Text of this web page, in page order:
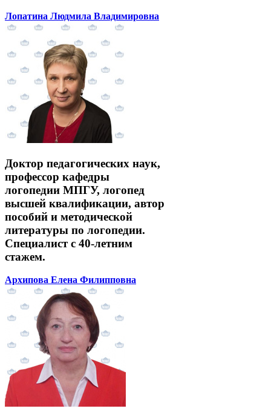
Лопатина Людмила Владимировна
Доктор педагогических наук,
профессор кафедры
логопедии МПГУ, логопед
высшей квалификации, автор
пособий и методической
литературы по логопедии.
Специалист с 40-летним
стажем.
Архипова Елена Филипповна